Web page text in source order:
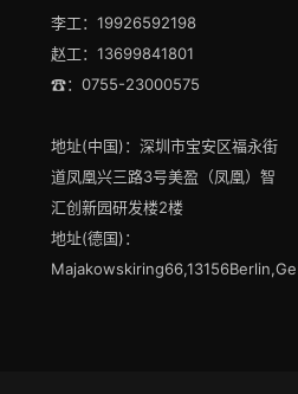
李工：19926592198
赵工：13699841801
☎：0755-23000575
地址(中国)：深圳市宝安区福永街
道凤凰兴三路3号美盈（凤凰）智
汇创新园研发楼2楼
地址(德国)：